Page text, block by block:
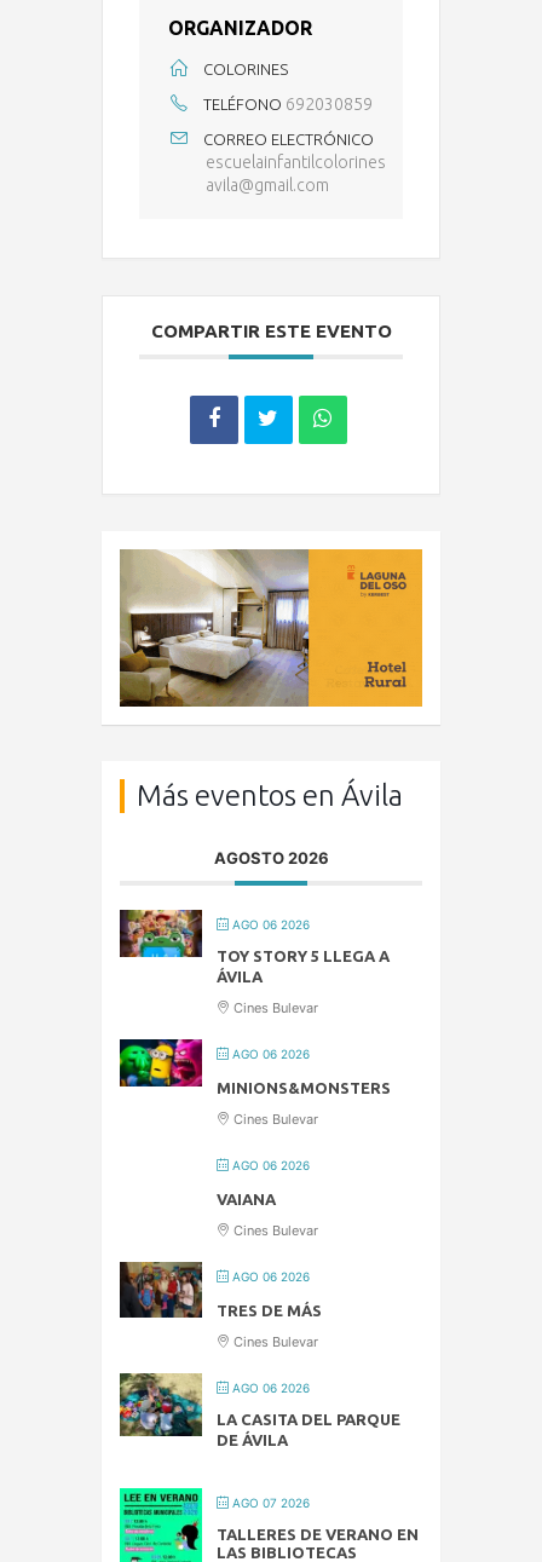
ORGANIZADOR
COLORINES
TELÉFONO 692030859
CORREO ELECTRÓNICO
escuelainfantilcolorines
avila@gmail.com
COMPARTIR ESTE EVENTO
Más eventos en Ávila
AGOSTO 2026
AGO 06 2026
TOY STORY 5 LLEGA A
ÁVILA
Cines Bulevar
AGO 06 2026
MINIONS&MONSTERS
Cines Bulevar
AGO 06 2026
VAIANA
Cines Bulevar
AGO 06 2026
TRES DE MÁS
Cines Bulevar
AGO 06 2026
LA CASITA DEL PARQUE
DE ÁVILA
AGO 07 2026
TALLERES DE VERANO EN
LAS BIBLIOTECAS